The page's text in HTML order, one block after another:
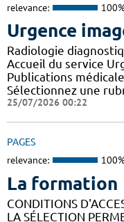
relevance:
Urgence
Radiologie
Accueil du service
Publications
Sélectionnez une
25/07/2026 00:22
PAGES
relevance:
La formation
CONDITIONS
LA SÉLECTION